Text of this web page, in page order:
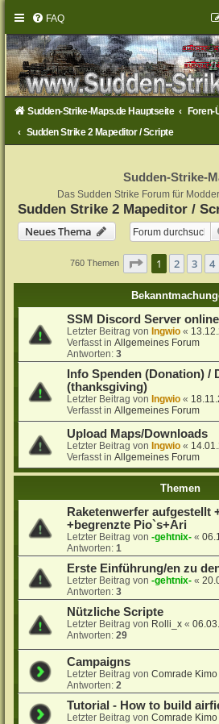
FAQ
Sudden-Strike-Maps.de Hauptseite Foren-
Sudden Strike 2 Mapeditor / Scripte
Sudden-Strike-
Das Sudden Strike Forum für
Sudden Strike 2 Mapeditor /
Neues Thema
760 Themen Seite 1von 16
1 2 3 4
SSM Discord Server online
Letzter Beitrag von Ingwio «
Verfasst inAllgemeines Forum
Antworten:3
Info Spenden (Donation) /
(thanksgiving)
Letzter Beitrag von Ingwio «
Verfasst inAllgemeines Forum
Upload Maps/Downloads
Letzter Beitrag von Ingwio «
Verfasst inAllgemeines Forum
Themen
Raketenwerfer aufgestellt
+begrenzte Pio`s+Ari
Letzter Beitrag von-gehtnix- «
Antworten:1
Erste Einführung/en zu
Letzter Beitrag von-gehtnix- «
Antworten:3
Nützliche Scripte
Letzter Beitrag von Rolli_x «
Antworten:29
Campaigns
Letzter Beitrag vonComrade Kimo
Antworten:2
Tutorial - How to build
Letzter Beitrag vonComrade Kimo